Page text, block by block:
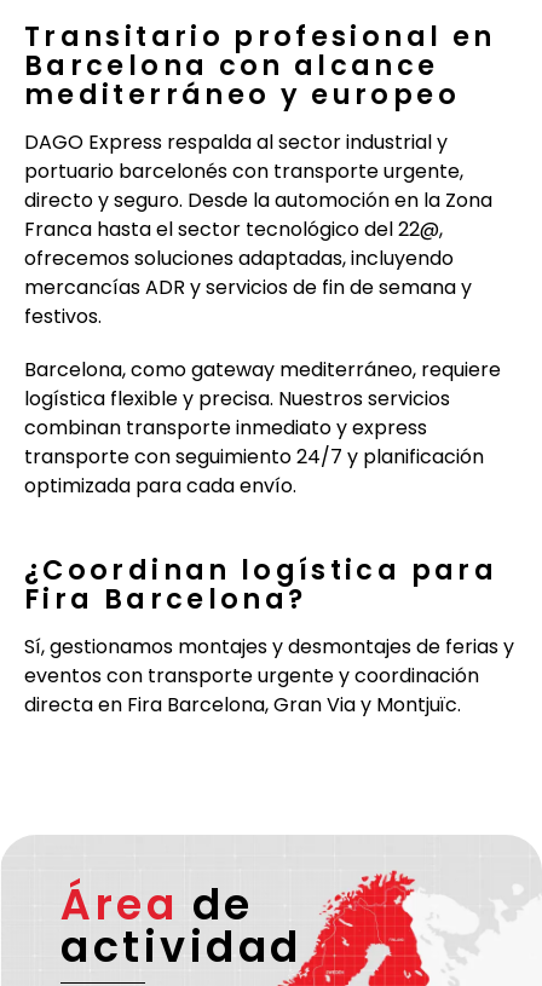
Transitario profesional en
Barcelona con alcance
mediterráneo y europeo
DAGO Express respalda al sector industrial y
portuario barcelonés con transporte urgente,
directo y seguro. Desde la automoción en la Zona
Franca hasta el sector tecnológico del 22@,
ofrecemos soluciones adaptadas, incluyendo
mercancías ADR y servicios de fin de semana y
festivos.
Barcelona, como gateway mediterráneo, requiere
logística flexible y precisa. Nuestros servicios
combinan transporte inmediato y express
transporte con seguimiento 24/7 y planificación
optimizada para cada envío.
¿Coordinan logística para
Fira Barcelona?
Sí, gestionamos montajes y desmontajes de ferias y
eventos con transporte urgente y coordinación
directa en Fira Barcelona, Gran Via y Montjuïc.
Área de
actividad